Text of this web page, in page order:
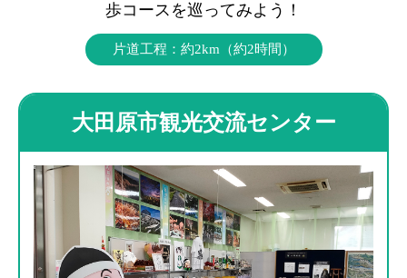
歩コースを巡ってみよう！
片道工程：約2km（約2時間）
大田原市観光交流センター